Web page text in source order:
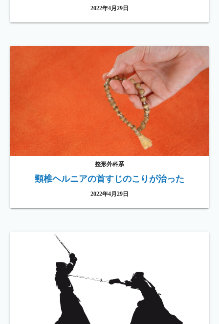
2022年4月29日
整形外科系
頸椎ヘルニアの首すじのこりが治った
2022年4月29日